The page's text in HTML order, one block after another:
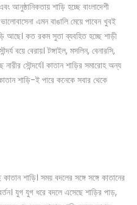
আনুষ্ঠানিকতায় শাড়ি হচ্ছে বাংলাদেশী
এমন বাঙালি মেয়ে পাবেন খুবই
আছে। কত রকম সুতা ব্যবহিত হচ্ছে শাড়ী
বয়ে বেরায়। টঙ্গাইল, মসলিন, বেনারসি,
সৌন্দর্যে। কাতান শাড়ির সমারোহ অন্য
শাড়ি-ই পারে কনেকে সবার থেকে
শাড়ি। সময় বদলের সঙ্গে সঙ্গে কাতানের
যুগ যুগ ধরে বদলে এসেছে শাড়ির পাড়,